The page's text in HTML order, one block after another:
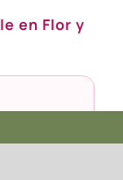
en Flor y